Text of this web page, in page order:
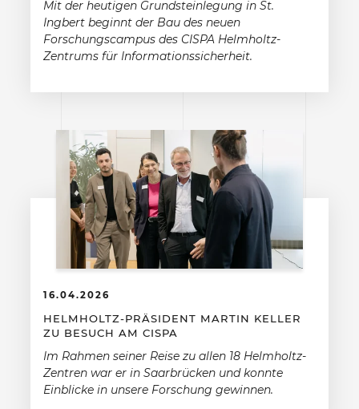
Mit der heutigen Grundsteinlegung in St.
Ingbert beginnt der Bau des neuen
Forschungscampus des CISPA Helmholtz-
Zentrums für Informationssicherheit.
16.04.2026
HELMHOLTZ-PRÄSIDENT MARTIN KELLER
ZU BESUCH AM CISPA
Im Rahmen seiner Reise zu allen 18 Helmholtz-
Zentren war er in Saarbrücken und konnte
Einblicke in unsere Forschung gewinnen.